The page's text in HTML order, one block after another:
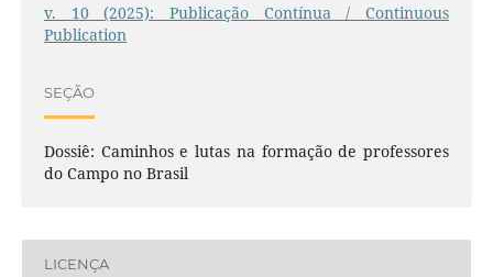
v. 10 (2025): Publicação Contínua / Continuous
Publication
SEÇÃO
Dossiê: Caminhos e lutas na formação de professores
do Campo no Brasil
LICENÇA